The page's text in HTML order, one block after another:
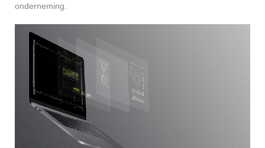
onderneming.